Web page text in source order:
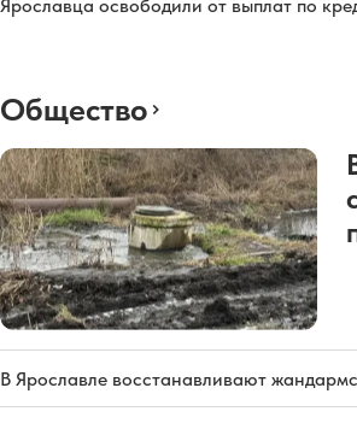
Ярославца освободили от выплат по
Общество
В Ярославле восстанавливают